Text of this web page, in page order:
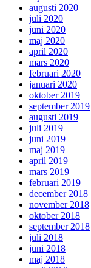
augusti 2020
juli 2020
juni 2020
maj 2020
april 2020
mars 2020
februari 2020
januari 2020
oktober 2019
september 2019
augusti 2019
juli 2019
juni 2019
maj 2019
april 2019
mars 2019
februari 2019
december 2018
november 2018
oktober 2018
september 2018
juli 2018
juni 2018
maj 2018